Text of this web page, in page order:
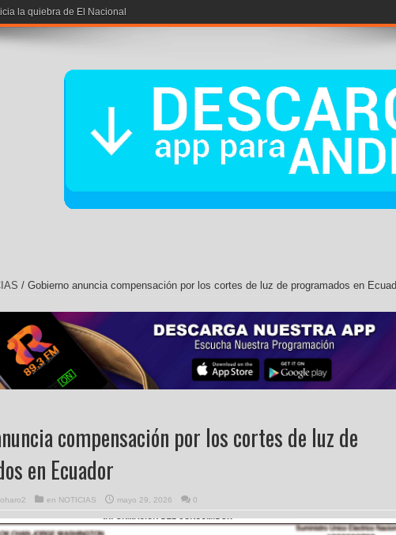
la quiebra de El Nacional
/ Gobierno anuncia compensación por los cortes de luz de programados en
compensación por los cortes de luz de
en Ecuador
en NOTICIAS mayo 29, 2026 0